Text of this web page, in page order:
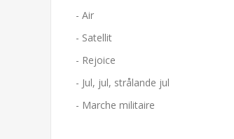
- Air
- Satellit
- Rejoice
- Jul, jul, strålande jul
- Marche militaire